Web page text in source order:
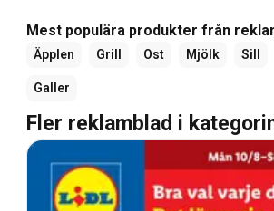
Mest populära produkter från
Äpplen Grill Ost Mjölk Sill
Galler
Fler reklamblad i